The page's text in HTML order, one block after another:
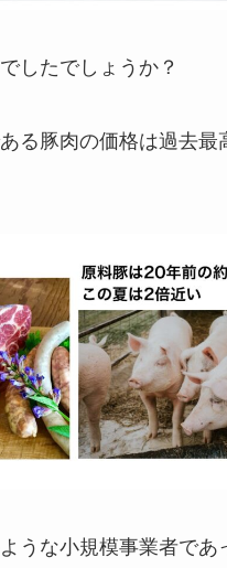
したでしょうか？
る豚肉の価格は過去最
うな小規模事業者であ